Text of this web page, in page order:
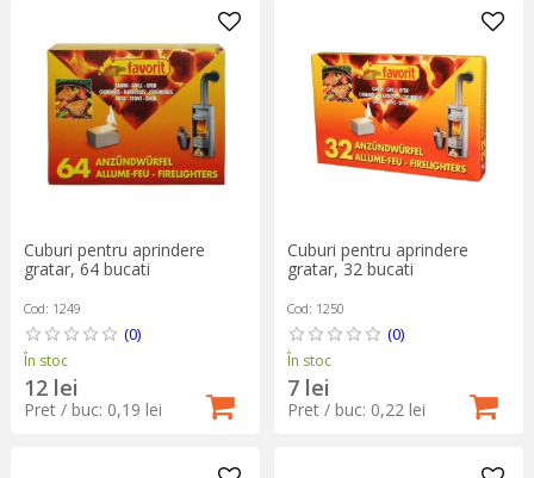
Cuburi pentru aprindere
gratar, 64 bucati
Cod: 1249
(0)
În stoc
12 lei
Pret / buc: 0,19 lei
Cuburi pentru aprindere
gratar, 32 bucati
Cod: 1250
(0)
În stoc
7 lei
Pret / buc: 0,22 lei